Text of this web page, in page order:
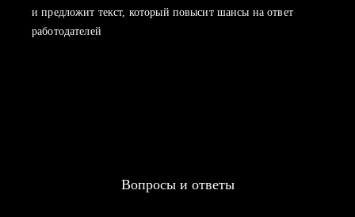
и предложит текст, который повысит шансы на ответ
работодателей
Вопросы и ответы